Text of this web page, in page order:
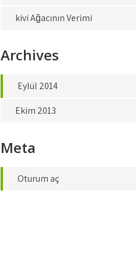
kivi Ağacının Verimi
Archives
Eylül 2014
Ekim 2013
Meta
Oturum aç